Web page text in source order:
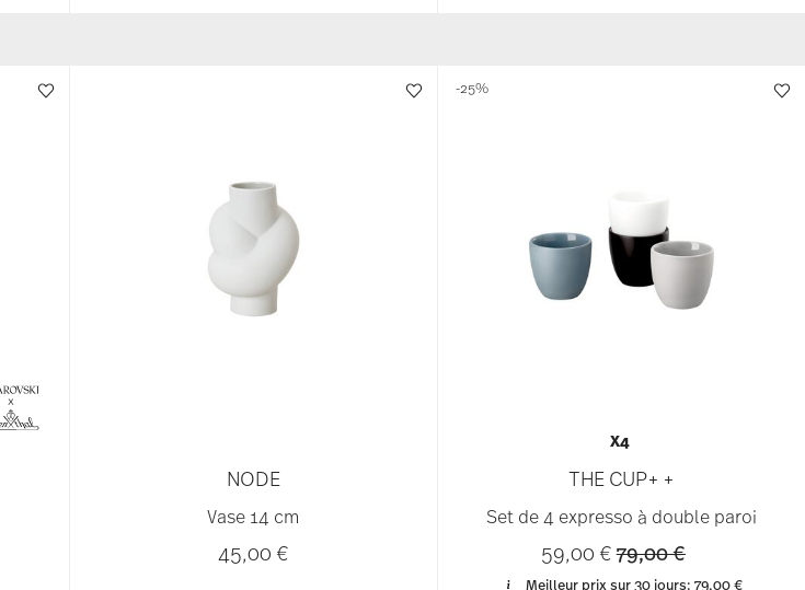
NODE
Vase 14 cm
45,00 €
X4
THE CUP+ +
Set de 4 expresso à double paroi
59,00 €Price reduced from
79,00 €to
Meilleur prix sur 30 jours: 79,00 €
-25%